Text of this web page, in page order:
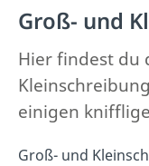
Groß- und
Hier findest du
einigen
Groß- und